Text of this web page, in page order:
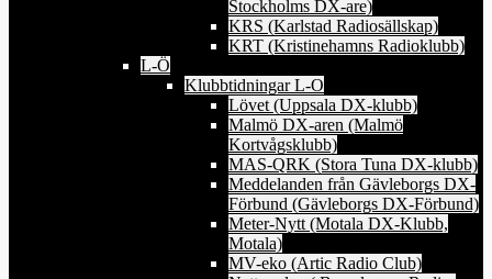
Stockholms DX-are)
KRS (Karlstad Radiosällskap)
KRT (Kristinehamns Radioklubb)
L-Ö
Klubbtidningar L-O
Lövet (Uppsala DX-klubb)
Malmö DX-aren (Malmö
Kortvågsklubb)
MAS-QRK (Stora Tuna DX-klubb)
Meddelanden från Gävleborgs DX-
Förbund (Gävleborgs DX-Förbund)
Meter-Nytt (Motala DX-Klubb,
Motala)
MV-eko (Artic Radio Club)